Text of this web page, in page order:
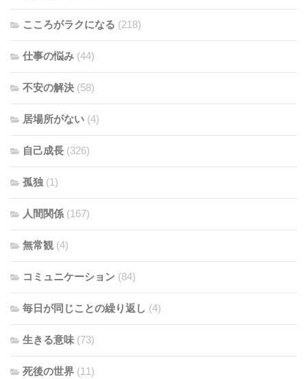
こころがラクになる (218)
仕事の悩み (44)
不安の解決 (58)
居場所がない (4)
自己成長 (326)
孤独 (1)
人間関係 (167)
無常観 (4)
コミュニケーション (84)
毎日が同じことの繰り返し (4)
生きる意味 (73)
死後の世界 (11)